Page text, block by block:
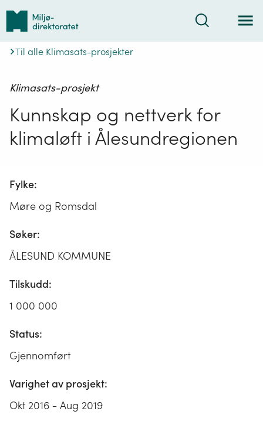
Tilbake
forsiden
Søk
Til alle Klimasats-prosjekter
Klimasats-prosjekt
Kunnskap og nettverk for
klimaløft i Ålesundregionen
Fylke:
Møre og Romsdal
Søker:
ÅLESUND KOMMUNE
Tilskudd:
1 000 000
Status:
Gjennomført
Varighet av prosjekt:
Okt 2016 - Aug 2019